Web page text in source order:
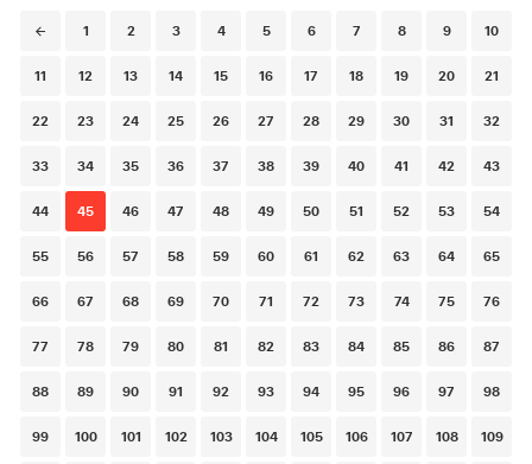
Posts
1 2 3 4 5 6 7 8 9 10
11 12 13 14 15 16 17 18 19 20 21
22 23 24 25 26 27 28 29 30 31 32
33 34 35 36 37 38 39 40 41 42 43
44 45 46 47 48 49 50 51 52 53 54
55 56 57 58 59 60 61 62 63 64 65
66 67 68 69 70 71 72 73 74 75 76
77 78 79 80 81 82 83 84 85 86 87
88 89 90 91 92 93 94 95 96 97 98
99 100 101 102 103 104 105 106 107 108 109